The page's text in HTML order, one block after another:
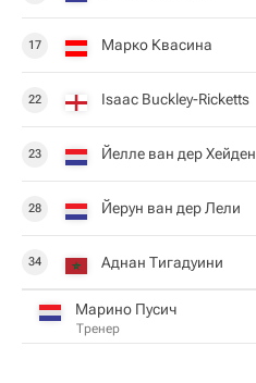
17 Марко Квасина
22 Isaac Buckley-Ricketts
23 Йелле ван дер Хейден
28 Йерун ван дер Лели
34 Аднан Тигадуини
Марино Пусич
Тренер